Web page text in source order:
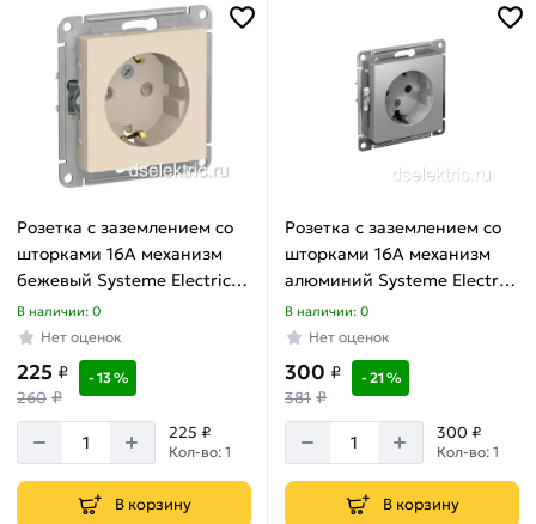
Розетка с заземлением со
шторками 16А механизм
бежевый Systeme Electric
ATLASDESIGN ATN000245
В наличии: 0
Нет оценок
225 ₽
260 ₽
- 13 %
225 ₽
Кол-во: 1
В корзину
Розетка с заземлением со
шторками 16А механизм
алюминий Systeme Electric
ATLASDESIGN ATN000345
В наличии: 0
Нет оценок
300 ₽
381 ₽
- 21 %
300 ₽
Кол-во: 1
В корзину